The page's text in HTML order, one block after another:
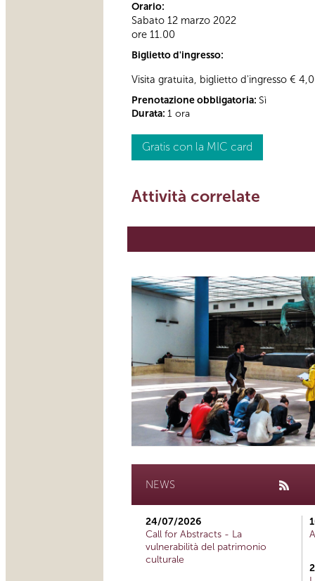
Orario:
Sabato 12 marzo 2022
ore 11.00
Biglietto d'ingresso:
Visita gratuita, biglietto d'ingresso €
Prenotazione obbligatoria: Sì
Durata: 1 ora
Gratis con la MIC card
Attività correlate
NEWS
24/07/2026
Call for Abstracts - La
vulnerabilità del patrimonio
culturale